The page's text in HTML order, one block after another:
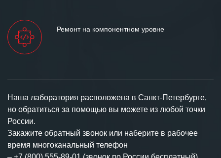
Ремонт на компонентном уровне
Наша лаборатория расположена в Санкт-Петербурге,
но обратиться за помощью вы можете из любой точки
России.
Закажите обратный звонок или наберите в рабочее
время многоканальный телефон